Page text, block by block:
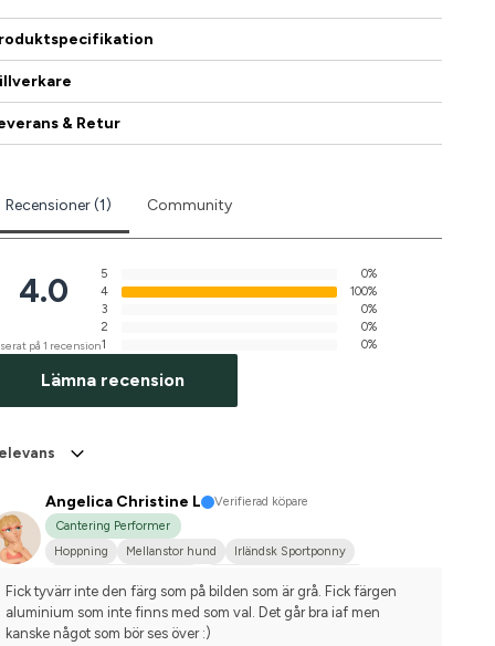
& Retur
Recensioner (1) Community
4.0
på 1 recension
5
0%
4
100%
3
0%
2
0%
1
0%
Lämna recension
Angelica Christine L
Verifierad köpare
Cantering Performer
Hoppning
Mellanstor hund
Irländsk Sportponny
Fick tyvärr inte den färg som på bilden som är grå. Fick färgen
aluminium som inte finns med som val. Det går bra iaf men
kanske något som bör ses över :)